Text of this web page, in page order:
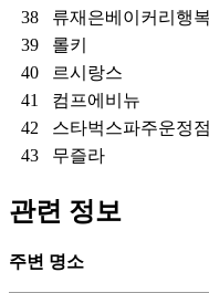
38
류재은베이커리행
39
롤키
40
르시랑스
41
컴프에비뉴
42
스타벅스파주운정점
43
무즐라
관련 정보
주변 명소